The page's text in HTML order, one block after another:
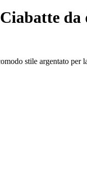
Ciabatte da
stile argentato per